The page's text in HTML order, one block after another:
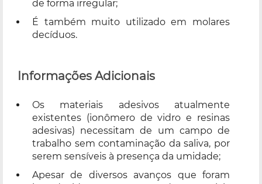
de forma irregular;
É também muito utilizado em molares
decíduos.
Informações Adicionais
Os materiais adesivos atualmente
existentes (ionômero de vidro e resinas
adesivas) necessitam de um campo de
trabalho sem contaminação da saliva, por
serem sensíveis à presença da umidade;
Apesar de diversos avanços que foram